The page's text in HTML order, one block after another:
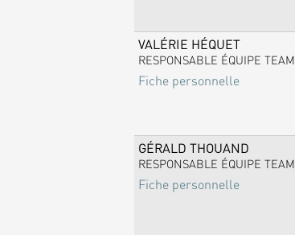
VALÉRIE HÉQUET
RESPONSABLE ÉQUIPE TEAM
Fiche personnelle
GÉRALD THOUAND
RESPONSABLE ÉQUIPE TEAM
Fiche personnelle